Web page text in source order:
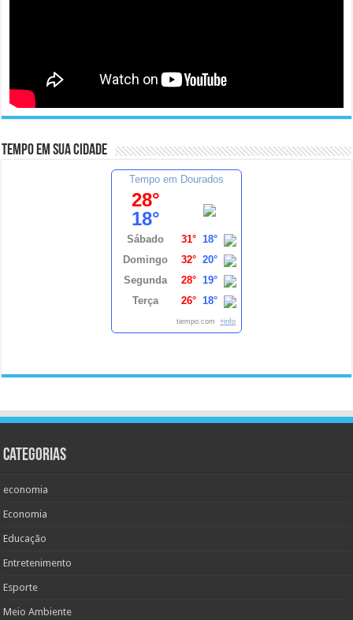
Tempo em sua cidade
Tempo em Dourados
28°
18°
Sábado 31° 18°
Domingo
32° 20°
Segunda
28° 19°
Terça
26° 18°
tiempo.com +info
Categorias
economia
Economia
Educação
Entretenimento
Esporte
Meio Ambiente